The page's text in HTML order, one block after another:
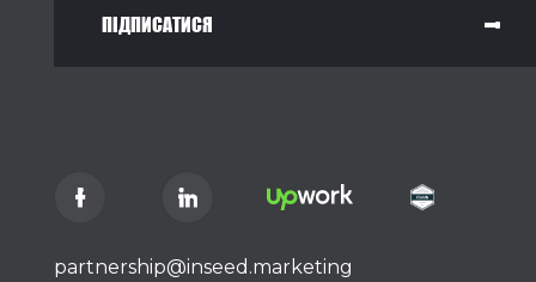
ПІДПИСАТИСЯ
partnership@inseed.marketing